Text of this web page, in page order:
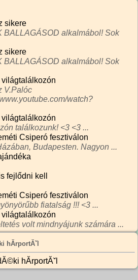
sikere
BALLAGÁSOD alkalmábol! Sok
sikere
BALLAGÁSOD alkalmábol! Sok
V.Palóc
watch?
találkozunk! <3 <3 ...
Csiperó fesztiválon
Budapesten. Nagyon ...
fejlődni kell
Csiperó fesztiválon
fiatalság !!! <3 ...
volt mindnyájunk számára ...
hĂ­rportĂˇl
hĂ­rportĂˇl